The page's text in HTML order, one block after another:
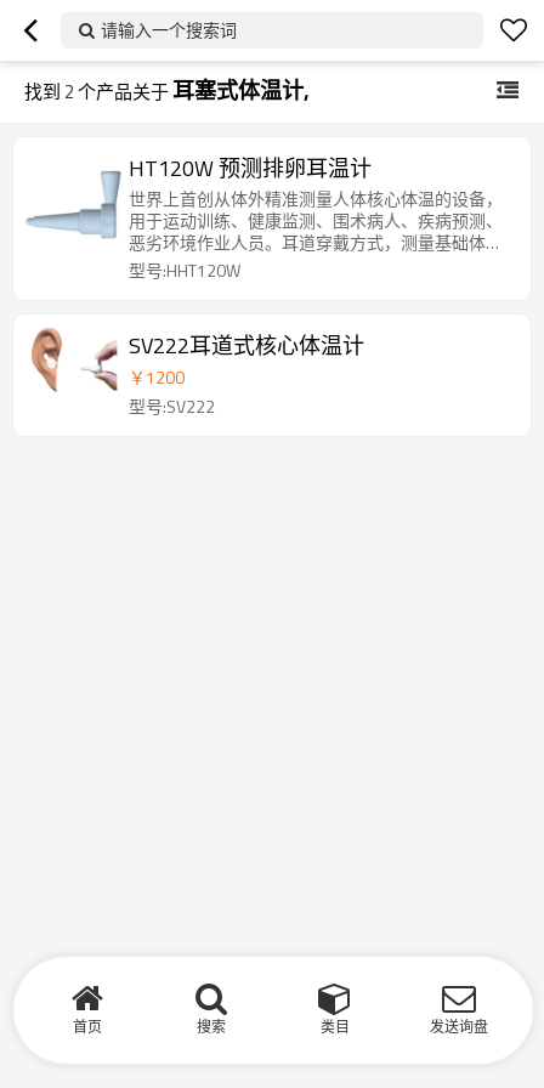
请输入一个搜索词
找到 2个产品关于耳塞式体温计,
HT120W 预测排卵耳温计
世界上首创从体外精准测量人体核心体温的设备，
用于运动训练、健康监测、围术病人、疾病预测、
恶劣环境作业人员。耳道穿戴方式，测量基础体
温，存储测量数据形成体温曲线，配备APP分析软
件
型号:HHT120W
SV222耳道式核心体温计
￥1200
型号:SV222
首页 搜索 类目 发送询盘